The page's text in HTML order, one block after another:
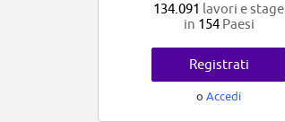
134.091 lavori e stage
in 154Paesi
Registrati
o Accedi